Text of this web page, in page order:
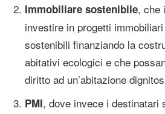
Immobiliare sostenibile, che
investire in progetti
sostenibili finanziando la
abitativi ecologici e che
diritto ad un’abitazione
PMI, dove invece i destinatari